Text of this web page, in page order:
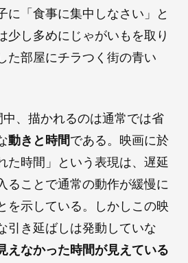
に「食事に集中しなさい」と
少し多めにじゃがいもを取り
た部屋にチラつく街の青い
、描かれるのは通常では省
動きと時間である。映画に於
た時間」という表現は、遅延
ることで通常の動作が緩慢に
を示している。しかしこの映
引き延ばしは発動していな
えなかった時間が見えている